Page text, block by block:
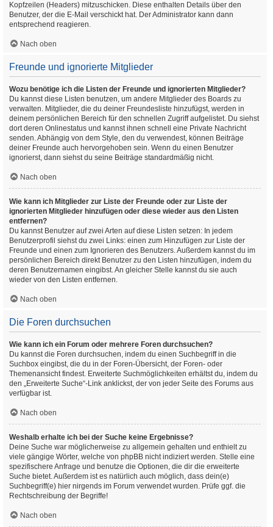
Kopfzeilen (Headers) mitzuschicken. Diese enthalten Details über den
Benutzer, der die E-Mail verschickt hat. Der Administrator kann dann
entsprechend reagieren.
Nach oben
Freunde und ignorierte Mitglieder
Wozu benötige ich die Listen der Freunde und ignorierten Mitglieder?
Du kannst diese Listen benutzen, um andere Mitglieder des Boards zu
verwalten. Mitglieder, die du deiner Freundesliste hinzufügst, werden in
deinem persönlichen Bereich für den schnellen Zugriff aufgelistet. Du siehst
dort deren Onlinestatus und kannst ihnen schnell eine Private Nachricht
senden. Abhängig von dem Style, den du verwendest, können Beiträge
deiner Freunde auch hervorgehoben sein. Wenn du einen Benutzer
ignorierst, dann siehst du seine Beiträge standardmäßig nicht.
Nach oben
Wie kann ich Mitglieder zur Liste der Freunde oder zur Liste der
ignorierten Mitglieder hinzufügen oder diese wieder aus den Listen
entfernen?
Du kannst Benutzer auf zwei Arten auf diese Listen setzen: In jedem
Benutzerprofil siehst du zwei Links: einen zum Hinzufügen zur Liste der
Freunde und einen zum Ignorieren des Benutzers. Außerdem kannst du im
persönlichen Bereich direkt Benutzer zu den Listen hinzufügen, indem du
deren Benutzernamen eingibst. An gleicher Stelle kannst du sie auch
wieder von den Listen entfernen.
Nach oben
Die Foren durchsuchen
Wie kann ich ein Forum oder mehrere Foren durchsuchen?
Du kannst die Foren durchsuchen, indem du einen Suchbegriff in die
Suchbox eingibst, die du in der Foren-Übersicht, der Foren- oder
Themenansicht findest. Erweiterte Suchmöglichkeiten erhältst du, indem du
den „Erweiterte Suche“-Link anklickst, der von jeder Seite des Forums aus
verfügbar ist.
Nach oben
Weshalb erhalte ich bei der Suche keine Ergebnisse?
Deine Suche war möglicherweise zu allgemein gehalten und enthielt zu
viele gängige Wörter, welche von phpBB nicht indiziert werden. Stelle eine
spezifischere Anfrage und benutze die Optionen, die dir die erweiterte
Suche bietet. Außerdem ist es natürlich auch möglich, dass dein(e)
Suchbegriff(e) hier nirgends im Forum verwendet wurden. Prüfe ggf. die
Rechtschreibung der Begriffe!
Nach oben